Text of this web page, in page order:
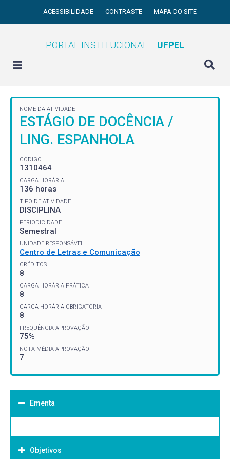
ACESSIBILIDADE CONTRASTE MAPA DO SITE
PORTAL INSTITUCIONAL UFPEL
NOME DA ATIVIDADE
ESTÁGIO DE DOCÊNCIA /
LING. ESPANHOLA
CÓDIGO
1310464
CARGA HORÁRIA
136 horas
TIPO DE ATIVIDADE
DISCIPLINA
PERIODICIDADE
Semestral
UNIDADE RESPONSÁVEL
Centro de Letras e Comunicação
CRÉDITOS
8
CARGA HORÁRIA PRÁTICA
8
CARGA HORÁRIA OBRIGATÓRIA
8
FREQUÊNCIA APROVAÇÃO
75%
NOTA MÉDIA APROVAÇÃO
7
Ementa
Objetivos